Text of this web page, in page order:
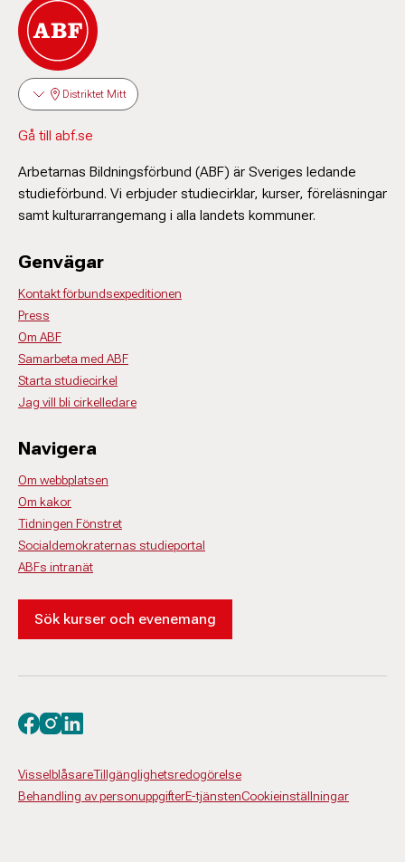
Distriktet Mitt
Gå till abf.se
Arbetarnas Bildningsförbund (ABF) är Sveriges ledande
studieförbund. Vi erbjuder studiecirklar, kurser, föreläsningar
samt kulturarrangemang i alla landets kommuner.
Genvägar
Kontakt förbundsexpeditionen
Press
Om ABF
Samarbeta med ABF
Starta studiecirkel
Jag vill bli cirkelledare
Navigera
Om webbplatsen
Om kakor
Tidningen Fönstret
Socialdemokraternas studieportal
ABFs intranät
Sök kurser och evenemang
VisselblåsareTillgänglighetsredogörelse
Behandling av personuppgifterE-tjänstenCookieinställningar
Besök oss på facebook
Besök oss på instagram
Besök oss på linkedin